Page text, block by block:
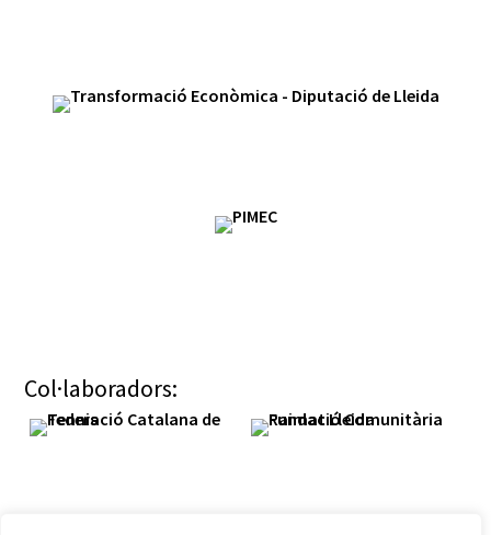
Col·laboradors: